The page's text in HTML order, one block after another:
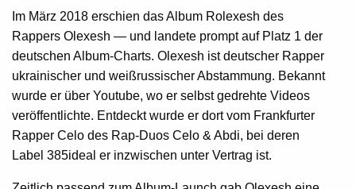
Im März 2018 erschien das Album Rolexesh des
Rappers Olexesh — und landete prompt auf Platz 1 der
deutschen Album-Charts. Olexesh ist deutscher Rapper
ukrainischer und weißrussischer Abstammung. Bekannt
wurde er über Youtube, wo er selbst gedrehte Videos
veröffentlichte. Entdeckt wurde er dort vom Frankfurter
Rapper Celo des Rap-Duos Celo & Abdi, bei deren
Label 385ideal er inzwischen unter Vertrag ist.